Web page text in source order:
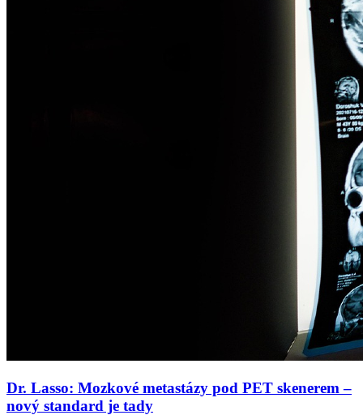
Dr. Lasso: Mozkové metastázy pod PET skenerem –
nový standard je tady